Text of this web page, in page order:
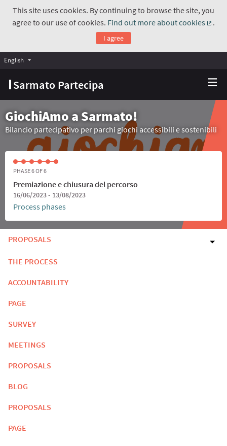
This site uses cookies. By continuing to browse the site, you
agree to our use of cookies. Find out more about cookies
.
I agree
Sarmato Partecipa
English Choose language
GiochiAmo a Sarmato!
Bilancio partecipativo per parchi giochi accessibili e sostenibili
PHASE 6 OF 6
Premiazione e chiusura del percorso
16/06/2023 - 13/08/2023
Process phases
PROPOSALS
THE PROCESS
ACCOUNTABILITY
PAGE
SURVEY
MEETINGS
PROPOSALS
BLOG
PROPOSALS
PAGE